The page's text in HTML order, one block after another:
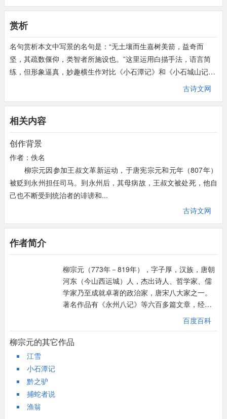
出人才而多产奇峰怪石。这二种说法，我都不信。
益：特别。
其疏数二句：意思是，那些嘉树美箭，疏密相宜，起伏有致，好像
是聪明人精心设置的。数，密。偃，倒伏。
类：好像。
造物者：指创世神。
愈：更是。
又怪其四句：意思是说，又奇怪造物者不把小石城山安排在中原，
反而陈设在这偏僻的蛮夷地区，经历千百年也不能够一展，它的风
采，这当然是徒劳而无功用的。中州，中原地区。更，音。售其
伎，贡献其技艺，其技艺得到赏识。伎，通技。售，出售，这里是
显露的意思。
神者二句：意思是，神奇性倘若不该这样，造物者就真的不存在了
吧？神者，指神奇性，《易系辞上》：阴阳不测之谓神。傥，通
倘。倘若，或者。不宜，不合适。如是，如此，指不为之中州，而
列是夷狄的现象。果，真的。
以慰夫贤而辱于此者：意思是，小石城山是用来慰藉那些贤明却被
贬谪到这里的人们的。此句是指有人辩无用为有用的说法。
物，却仅仅造就小石城山这样的景物，所以楚之南这地方缺少人才
指天地的灵气。楚，今湖南、湖北等地，春秋战国时属楚国。少人
而多石，指少出贤人而多出奇石。
赏析
名句赏析本文中写景的名句是：“无土壤而生嘉树美箭，益奇而
坚，其疏数偃仰，类智者所施设也。”这里运用白描手法，语言简
练，但形象逼真，妙趣横生作对比《小石潭记》和《小石城山记》
写景抒情的“情”是否相同《小石城山记》是《永州八记》中的最后
他所写的游记散文，往往借景抒情，以寄托自己政治上不得志的悲
愤。
《小石潭记》这首诗描绘了小石潭的石 水 鱼 树着意渲染了寂寞无
人，凄神寒骨 悄怆幽邃的气氛,抒发了作者在寂寞处境中悲凉凄怆
的心绪；同时也蕴含着作者看见小石潭美景时喜悦的心情诗作分析
这篇散文共计221个字，可谓短小精悍，字字珠玑，描写景物和寓
含情感却恰到好处，真是一字不可增添，一字不可删减。
为什么小石城山会遭遇无人赏识的境况呢？这当然是由小石城山所
处的偏僻荒凉的地理位置决定的。要到小石城山，需要从西山道口
一直向北，越过黄茅岭下去，再稍稍向北，又折向东；在不过四十
丈的地方，还有地层断裂，且被一条河水分开，并有积聚的山石横
截在路端。试想，不是有非常好奇、迫切探峻心理的人，有谁愿意
呢？也只有柳宗元，也只有被贬的柳宗元。他从唐朝的都城长安走
来，眼睛一亮，发现了荒野僻郊的小石城山，发现了它非同寻常的
元的胸怀是饱含怜惜之情和沧桑之感的，因为他有着与小石城山相
似的境遇。只有柳宗元能发现它，也只有在柳宗元的眼中它才会放
射出美丽的光彩，而且成为声名播世的美山。小石城山的美是他人
不能掩盖的，因为那是天赐，谁嫉妒也白费劲。小石城山尽管处在
偏僻荒远之地，但它却有幸遇见了柳宗元，于是成名。这或许是偶
然，但不能说不是必然，是历史的必然。而柳宗元不知道需要遇见
谁才能走出这被贬的偏僻荒远之地，他的必然又在哪里。偏僻产生
荒凉，荒凉产生空旷，空旷产生幽静，幽静产生忧郁，而忧郁产生
古诗文网
相关内容
创作背景
作者：佚名
柳宗元因参加王叔文革新运动，于唐宪宗元和元年（807年）
被贬到永州担任司马。到永州后，其母病故，王叔文被处死，他自
己也不断受到统治者的诽谤和...
古诗文网
作者简介
柳宗元（773年－819年），字子厚，汉族，唐朝
河东（今山西运城）人，杰出诗人、哲学家、儒
学家乃至成就卓著的政治家，唐宋八大家之一。
著名作品有《永州八记》等六百多篇文章，经后
人辑为三十卷，名为《柳河东集》。因为他是河
东人，人称柳河东，又因终于柳州刺史任上，又
称柳柳州。柳宗元与韩愈同为中唐古文运动的领
百度百科
柳宗元的其它作品
江雪
小石潭记
黔之驴
捕蛇者说
渔翁